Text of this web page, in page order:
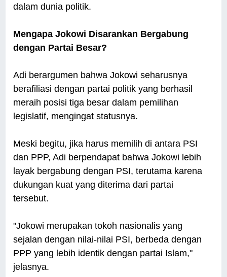
dalam dunia politik.
Mengapa Jokowi Disarankan Bergabung
dengan Partai Besar?
Adi berargumen bahwa Jokowi seharusnya
berafiliasi dengan partai politik yang berhasil
meraih posisi tiga besar dalam pemilihan
legislatif, mengingat statusnya.
Meski begitu, jika harus memilih di antara PSI
dan PPP, Adi berpendapat bahwa Jokowi lebih
layak bergabung dengan PSI, terutama karena
dukungan kuat yang diterima dari partai
tersebut.
"Jokowi merupakan tokoh nasionalis yang
sejalan dengan nilai-nilai PSI, berbeda dengan
PPP yang lebih identik dengan partai Islam,"
jelasnya.